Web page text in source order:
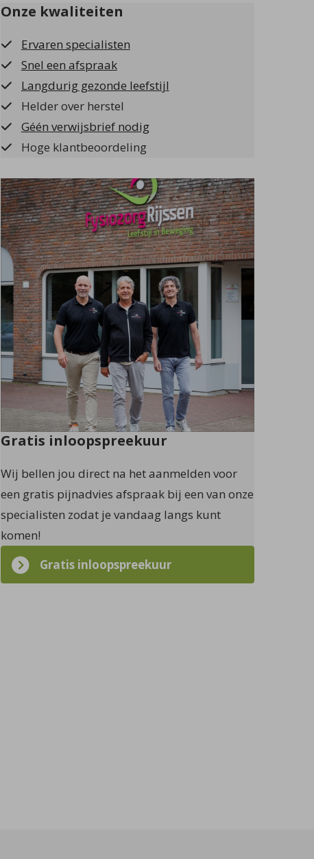
Onze kwaliteiten
Ervaren specialisten
Snel een afspraak
Langdurig gezonde leefstijl
Helder over herstel
Géén verwijsbrief nodig
Hoge klantbeoordeling
Gratis inloopspreekuur
Wij bellen jou direct na het aanmelden voor
een gratis pijnadvies afspraak bij een van onze
specialisten zodat je vandaag langs kunt
komen!
Gratis inloopspreekuur